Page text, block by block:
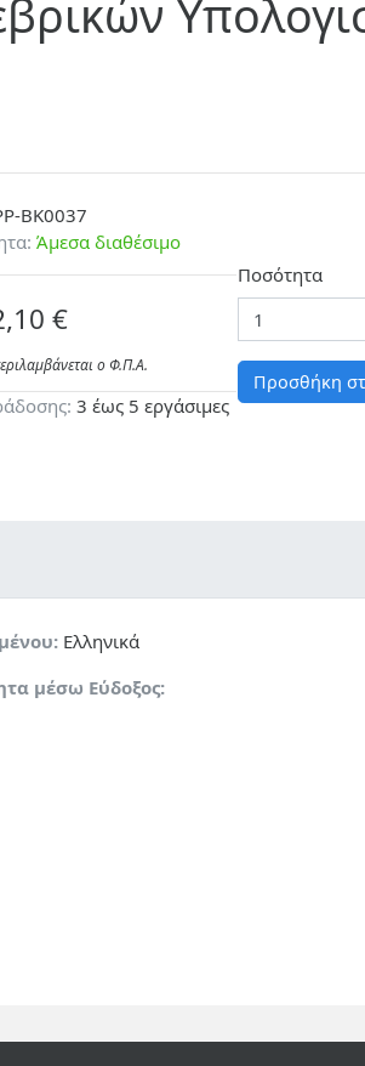
BK0037
Άμεσα διαθέσιμο
€
ο Φ.Π.A.
3 έως 5 εργάσιμες
Ποσότητα
Προσθήκη
Ελληνικά
μέσω Εύδοξος: